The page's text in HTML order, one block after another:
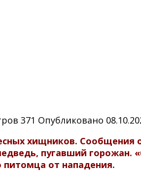
371 Опубликовано
хищников. Сообщения
пугавший горожан.
питомца от нападения.